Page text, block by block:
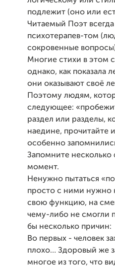
подлежит (оно или
Читаемый Поэт
психотерапев-том
сокровенные
Многие стихи в этом
однако, как показала
они оказывают своё
Поэтому людям,
следующее:
раздел или разделы,
наедине, прочитайте
особенно
Запомните
момент.
Ненужно пытаться
просто с ними нужно
свою функцию, на
чему-либо не смогли
бы несколько причин:
Во первых - человек
плохо… Здоровый же
многое из того, что